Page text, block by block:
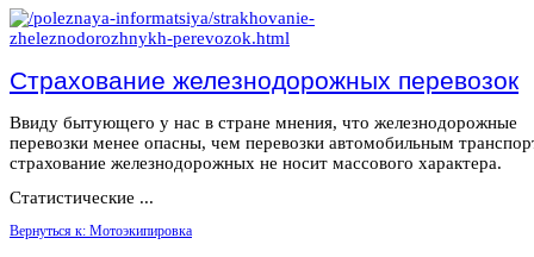
Страхование железнодорожных перевозок
Ввиду бытующего у нас в стране мнения, что железнодорожные
перевозки менее опасны, чем перевозки автомобильным
страхование железнодорожных не носит массового характера.
Статистические ...
Вернуться к: Мотоэкипировка